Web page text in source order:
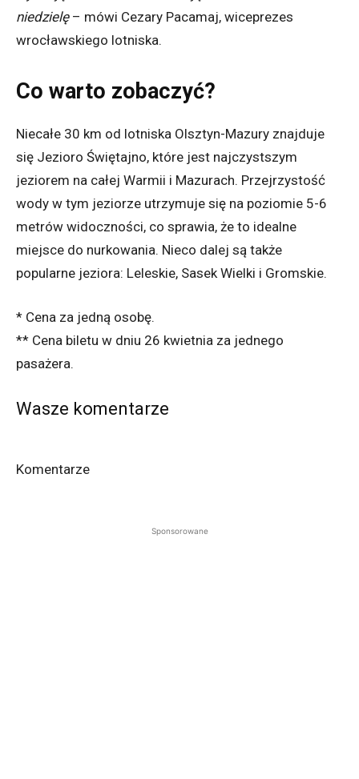
niedzielę– mówi Cezary Pacamaj, wiceprezes
wrocławskiego lotniska.
Co warto zobaczyć?
Niecałe 30 km od lotniska Olsztyn-Mazury znajduje
się Jezioro Świętajno, które jest najczystszym
jeziorem na całej Warmii i Mazurach. Przejrzystość
wody w tym jeziorze utrzymuje się na poziomie 5-6
metrów widoczności, co sprawia, że to idealne
miejsce do nurkowania. Nieco dalej są także
popularne jeziora: Leleskie, Sasek Wielki i Gromskie.
* Cena za jedną osobę.
** Cena biletu w dniu 26 kwietnia za jednego
pasażera.
Wasze komentarze
Komentarze
Sponsorowane